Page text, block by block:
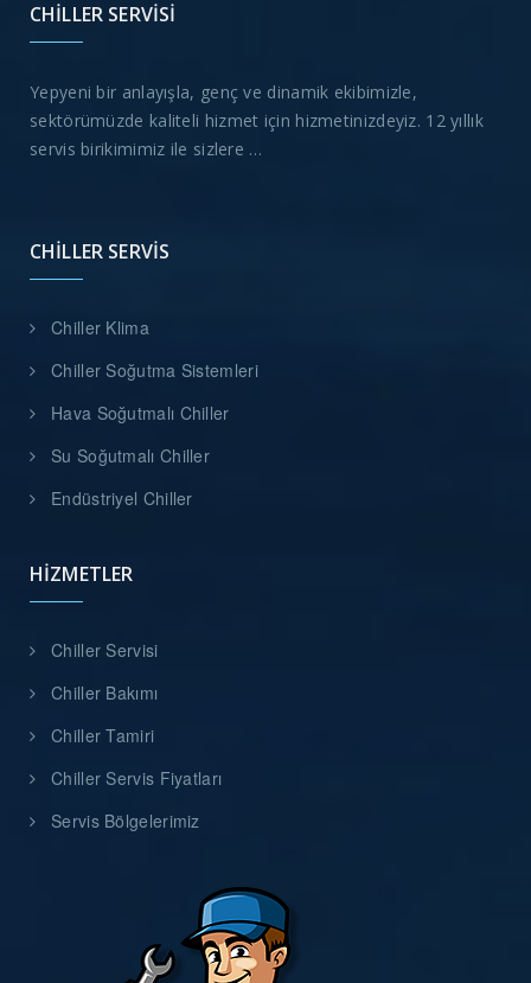
CHILLER SERVISI
Yepyeni bir anlayışla, genç ve dinamik ekibimizle,
sektörümüzde kaliteli hizmet için hizmetinizdeyiz. 12 yıllık
servis birikimimiz ile sizlere …
CHILLER SERVIS
Chiller Klima
Chiller Soğutma Sistemleri
Hava Soğutmalı Chiller
Su Soğutmalı Chiller
Endüstriyel Chiller
HIZMETLER
Chiller Servisi
Chiller Bakımı
Chiller Tamiri
Chiller Servis Fiyatları
Servis Bölgelerimiz